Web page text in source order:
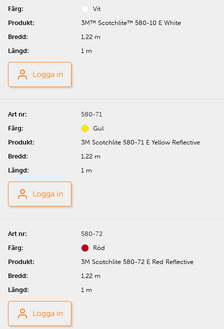
Vit
3M™ Scotchlite™ 580-10 E White
1,22 m
1 m
Logga in
580-71
Gul
3M Scotchlite 580-71 E Yellow Reflective
1,22 m
1 m
Logga in
580-72
Röd
3M Scotchlite 580-72 E Red Reflective
1,22 m
1 m
Logga in